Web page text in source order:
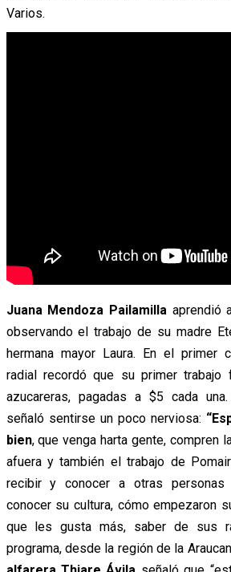
Varios.
Juana Mendoza Pailamilla aprendió
observando el trabajo de su madre
hermana mayor Laura. En el primer
radial recordó que su primer trabajo
azucareras, pagadas a $5 cada
señaló sentirse un poco nerviosa:
bien, que venga harta gente, compren
afuera y también el trabajo de
recibir y conocer a otras personas
conocer su cultura, cómo empezaron
que les gusta más, saber de sus
programa, desde la región de la